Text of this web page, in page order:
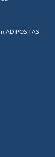
ADIPOSITAS